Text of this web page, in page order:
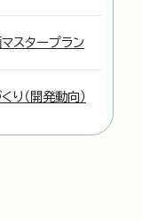
スタープラン
り（開発動向）